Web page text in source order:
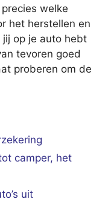
welke
het herstellen en
op je auto hebt
tevoren goed
proberen om de
camper, het
uit